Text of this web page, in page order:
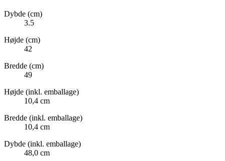
Dybde (cm)
3.5
Højde (cm)
42
Bredde (cm)
49
Højde (inkl. emballage)
10,4 cm
Bredde (inkl. emballage)
10,4 cm
Dybde (inkl. emballage)
48,0 cm